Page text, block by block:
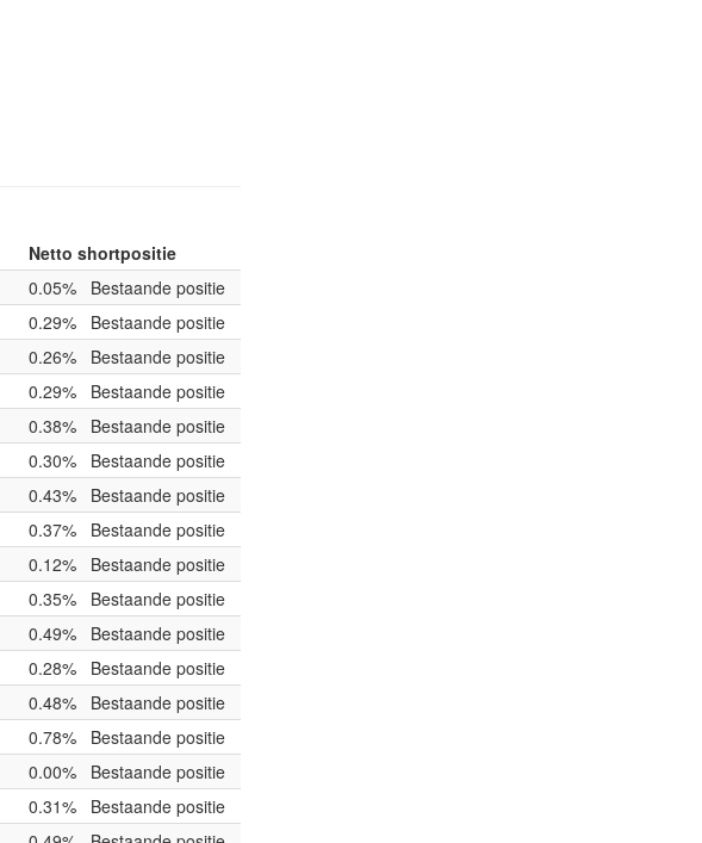
Netto shortpositie
0.05%
Bestaande positie
0.29%
Bestaande positie
0.26%
Bestaande positie
0.29%
Bestaande positie
0.38%
Bestaande positie
0.30%
Bestaande positie
0.43%
Bestaande positie
0.37%
Bestaande positie
0.12%
Bestaande positie
0.35%
Bestaande positie
0.49%
Bestaande positie
0.28%
Bestaande positie
0.48%
Bestaande positie
0.78%
Bestaande positie
0.00%
Bestaande positie
0.31%
Bestaande positie